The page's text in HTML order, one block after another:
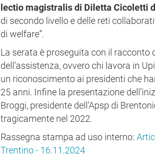
lectio magistralis di Diletta Cicoletti
di secondo livello e delle reti
di welfare”.
La serata è proseguita con il racconto
dell’assistenza, ovvero chi lavora in
un riconoscimento ai presidenti che
25 anni. Infine la presentazione
Broggi, presidente dell’Apsp di
tragicamente nel 2022.
Rassegna stampa ad uso interno:
Trentino - 16.11.2024